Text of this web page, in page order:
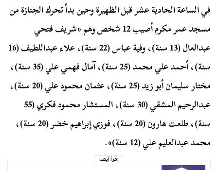
في الساعة الحادية عشر قبل الظهيرة وحين بدأ تحرك الجنازة من
مسجد عمر مكرم أصيب 12 شخص وهم «شريف فتحي
عبدالعال (13 سنة)، وفية عباس (22 سنة)، علاء عبداللطيف (16
سنة)، أحمد علي محمد (25 سنة)، آمال فهمي علي (35 سنة)،
مختار سليمان أبو زيد (25 سنة)، عثمان محمود علي (20 سنة)،
عبدالرحيم المشقي (30 سنة)، المستشار محمود فكري (55
سنة)، طلعت هارون (20 سنة)، فوزي إبراهيم خضر (20 سنة)،
محمد عبدالعليم علي (12 سنة)».
إقرأ أيضا